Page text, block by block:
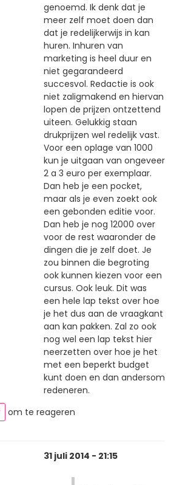
genoemd. Ik denk dat je
meer zelf moet doen dan
dat je redelijkerwijs in kan
huren. Inhuren van
marketing is heel duur en
niet gegarandeerd
succesvol. Redactie is ook
niet zaligmakend en hiervan
lopen de prijzen ontzettend
uiteen. Gelukkig staan
drukprijzen wel redelijk vast.
Voor een oplage van 1000
kun je uitgaan van ongeveer
2 a 3 euro per exemplaar.
Dan heb je een pocket,
maar als je even zoekt ook
een gebonden editie voor.
Dan heb je nog 12000 over
voor de rest waaronder de
dingen die je zelf doet. Je
zou binnen die begroting
ook kunnen kiezen voor een
cursus. Ook leuk. Dit was
een hele lap tekst over hoe
je het dus aan de vraagkant
aan kan pakken. Zal zo ook
nog wel een lap tekst hier
neerzetten over hoe je het
met een beperkt budget
kunt doen en dan andersom
redeneren.
om te reageren
31 juli 2014 - 21:15